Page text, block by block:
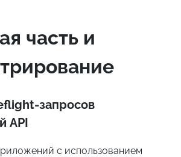
часть и
запросов
API
с использованием